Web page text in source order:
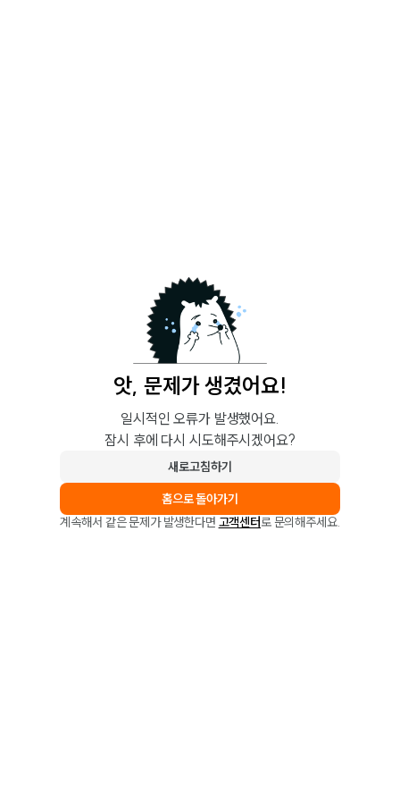
앗, 문제가 생겼어요!
일시적인 오류가 발생했어요.
잠시 후에 다시 시도해주시겠어요?
새로고침하기
홈으로 돌아가기
계속해서 같은 문제가 발생한다면 고객센터로 문의해주세요.